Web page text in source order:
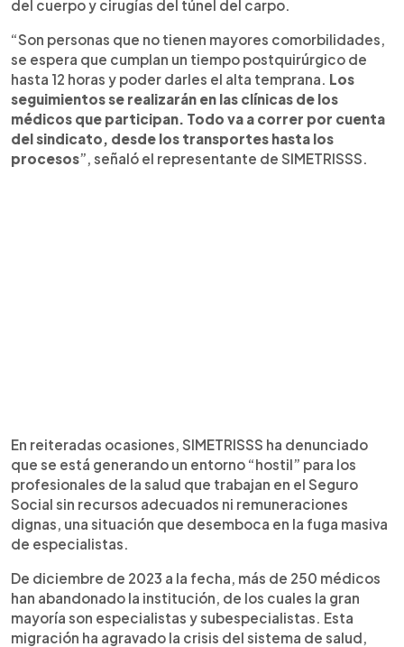
del cuerpo y cirugías del túnel del carpo.
“Son personas que no tienen mayores comorbilidades,
se espera que cumplan un tiempo postquirúrgico de
hasta 12 horas y poder darles el alta temprana. Los
seguimientos se realizarán en las clínicas de los
médicos que participan. Todo va a correr por cuenta
del sindicato, desde los transportes hasta los
procesos”, señaló el representante de SIMETRISSS.
En reiteradas ocasiones, SIMETRISSS ha denunciado
que se está generando un entorno “hostil” para los
profesionales de la salud que trabajan en el Seguro
Social sin recursos adecuados ni remuneraciones
dignas, una situación que desemboca en la fuga masiva
de especialistas.
De diciembre de 2023 a la fecha, más de 250 médicos
han abandonado la institución, de los cuales la gran
mayoría son especialistas y subespecialistas. Esta
migración ha agravado la crisis del sistema de salud,